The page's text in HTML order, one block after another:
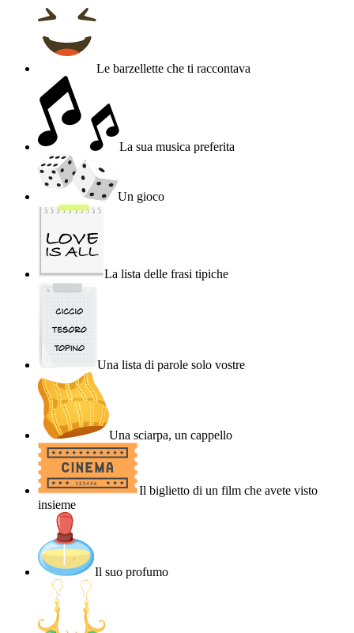
Le barzellette che ti raccontava
La sua musica preferita
Un gioco
La lista delle frasi tipiche
Una lista di parole solo vostre
Una sciarpa, un cappello
Il biglietto di un film che avete visto
insieme
Il suo profumo